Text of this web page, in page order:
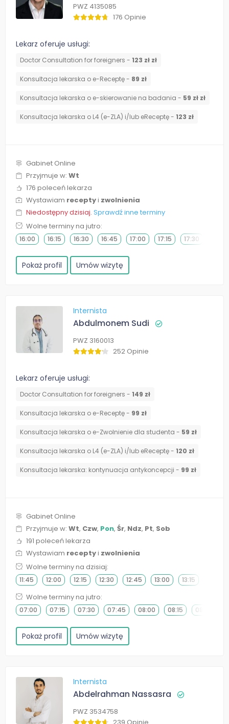
PWZ 4135085
176 Opinie
Lekarz oferuje usługi:
Doctor Consultation for foreigners - 123 zł zł
Konsultacja lekarska o e-Receptę - 89 zł
Konsultacja lekarska o e-skierowanie na badania - 59 zł zł
Konsultacja lekarska o L4 (e-ZLA) i/lub eReceptę - 123 zł
Gabinet Online
Przyjmuje w: Wt
176 poleceń lekarza
Wystawiam receptyi zwolnienia
Niedostępny dzisiaj. Sprawdź inne terminy
Wolne terminy na jutro:
16:00 16:15 16:30 16:45 17:00 17:15 17:30
Pokaż profil Umów wizytę
Internista
Abdulmonem Sudi
PWZ 3160013
252 Opinie
Lekarz oferuje usługi:
Doctor Consultation for foreigners - 149 zł
Konsultacja lekarska o e-Receptę - 99 zł
Konsultacja lekarska o e-Zwolnienie dla studenta - 59 zł
Konsultacja lekarska o L4 (e-ZLA) i/lub eReceptę - 120 zł
⁠Konsultacja lekarska: kontynuacja antykoncepcji - 99 zł
Gabinet Online
Przyjmuje w: Wt, Czw, Pon, Śr, Ndz, Pt, Sob
191 poleceń lekarza
Wystawiam receptyi zwolnienia
Wolne terminy na dzisiaj:
11:45 12:00 12:15 12:30 12:45 13:00 13:15
Wolne terminy na jutro:
07:00 07:15 07:30 07:45 08:00 08:15 08:30
Pokaż profil Umów wizytę
Internista
Abdelrahman Nassasra
PWZ 3534758